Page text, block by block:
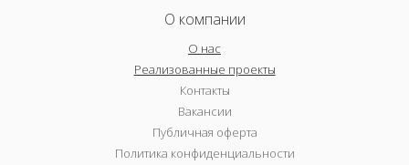
О компании
О нас
Реализованные проекты
Контакты
Вакансии
Публичная оферта
Политика конфиденциальности